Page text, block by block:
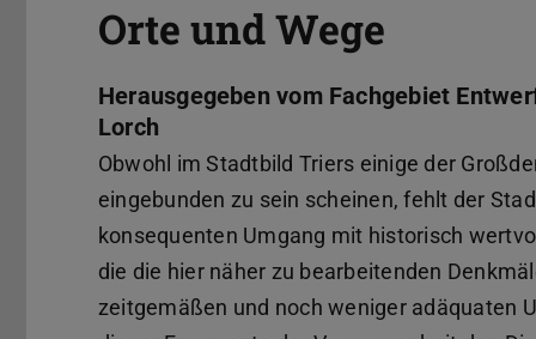
Orte und Wege
Herausgegeben vom Fachgebiet
Lorch
Obwohl im Stadtbild Triers einige der
eingebunden zu sein scheinen, fehlt der
konsequenten Umgang mit historisch
die die hier näher zu bearbeitenden
zeitgemäßen und noch weniger adäquaten